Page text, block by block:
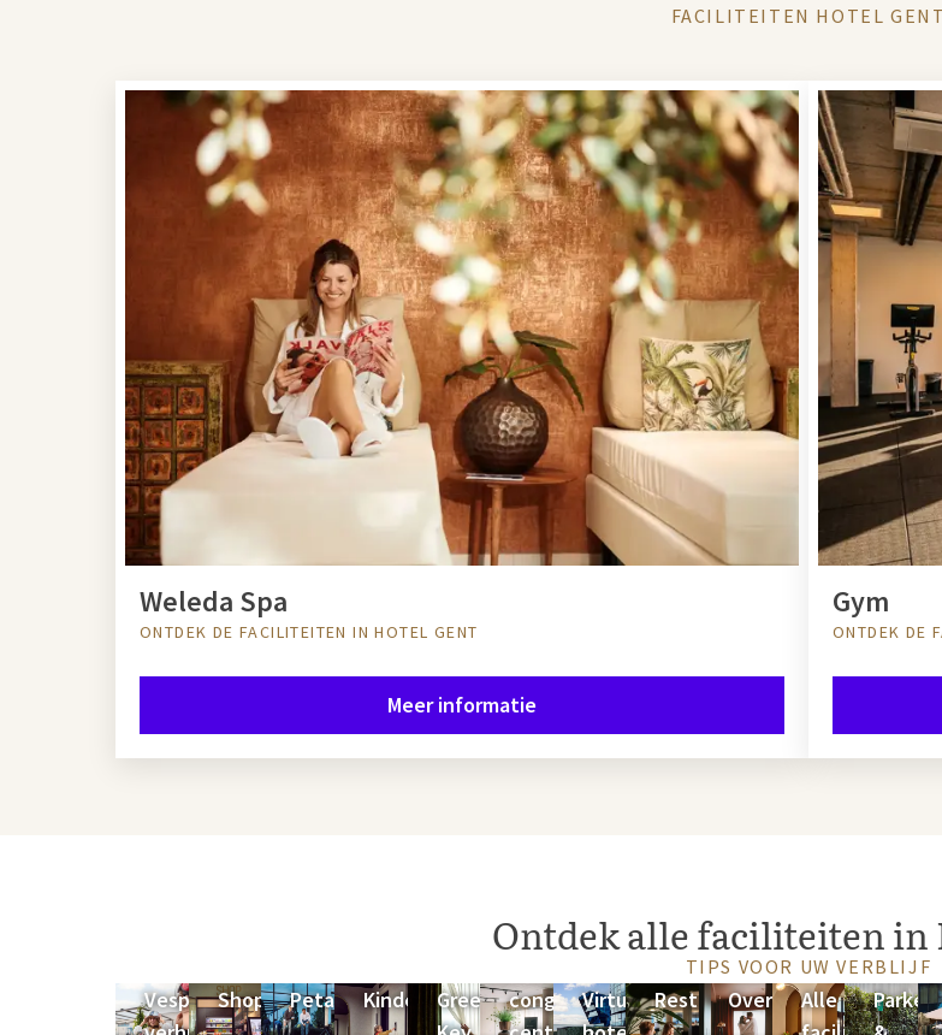
FACILITEITEN HOTEL GENT
Weleda Spa
ONTDEK DE FACILITEITEN IN HOTEL GENT
Meer informatie
Gym
ONTDEK DE
Ontdek alle faciliteiten in
TIPS VOOR UW VERBLIJF
Vespa Shop PetanquebaanKinderfaciliteiten
Green congressVirtual RestaurantsOvernachten
Alle